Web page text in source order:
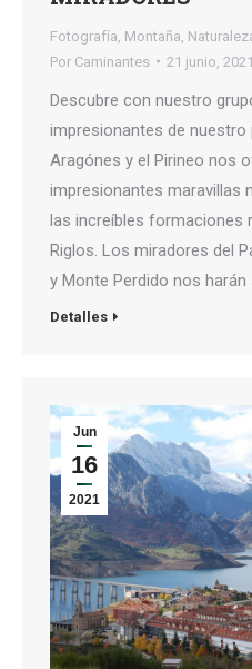
Fotografía Montaña
Por Caminantes 21 junio, 2021
Descubre con nuestro
impresionantes de nuestro
Aragónes y el Pirineo nos
impresionantes maravillas
las increíbles formaciones
Riglos. Los miradores del
y Monte Perdido nos
Detalles
Jun
16
2021